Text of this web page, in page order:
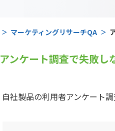
マーケティングリサーチQA
アンケート調査で失敗し
自社製品の利用者アンケート